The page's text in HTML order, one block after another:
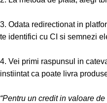
3. Odata redirectionat in
te identifici cu CI si semnezi
4. Vei primi raspunsul in
instiintat ca poate livra
“Pentru un credit in valoare